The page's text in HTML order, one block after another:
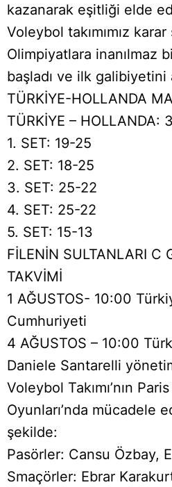
kazanarak eşitliği elde
Voleybol takımımız
Olimpiyatlara inanılmaz
başladı ve ilk galibiyetini
TÜRKİYE-HOLLANDA
TÜRKİYE – HOLLANDA:
1. SET: 19-25
2. SET: 18-25
3. SET: 25-22
4. SET: 25-22
5. SET: 15-13
FİLENİN SULTANLARI C
TAKVİMİ
1 AĞUSTOS- 10:00
Cumhuriyeti
4 AĞUSTOS – 10:00
Daniele Santarelli
Voleybol Takımı’nın
Oyunları’nda mücadele
şekilde:
Pasörler: Cansu Özbay,
Smaçörler: Ebrar